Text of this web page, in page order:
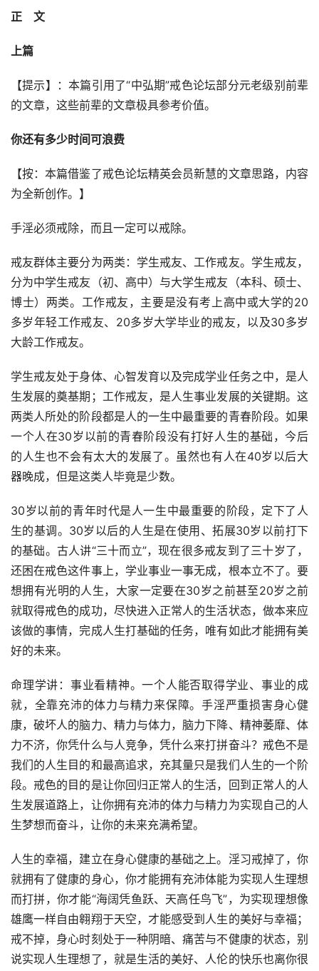
正    文
上篇
【提示】：本篇引用了“中弘期”戒色论坛部分元老级别前辈
的文章，这些前辈的文章极具参考价值。
你还有多少时间可浪费
【按：本篇借鉴了戒色论坛精英会员新慧的文章思路，内容
为全新创作。】
手淫必须戒除，而且一定可以戒除。
戒友群体主要分为两类：学生戒友、工作戒友。学生戒友，
分为中学生戒友（初、高中）与大学生戒友（本科、硕士、
博士）两类。工作戒友，主要是没有考上高中或大学的20
多岁年轻工作戒友、20多岁大学毕业的戒友，以及30多岁
大龄工作戒友。
学生戒友处于身体、心智发育以及完成学业任务之中，是人
生发展的奠基期；工作戒友，是人生事业发展的关键期。这
两类人所处的阶段都是人的一生中最重要的青春阶段。如果
一个人在30岁以前的青春阶段没有打好人生的基础，今后
的人生也不会有太大的发展了。虽然也有人在40岁以后大
器晚成，但是这类人毕竟是少数。
30岁以前的青年时代是人一生中最重要的阶段，定下了人
生的基调。30岁以后的人生是在使用、拓展30岁以前打下
的基础。古人讲“三十而立”，现在很多戒友到了三十岁了，
还困在戒色这件事上，学业事业一事无成，根本立不了。要
想拥有光明的人生，大家一定要在30岁之前甚至20岁之前
就取得戒色的成功，尽快进入正常人的生活状态，做本来应
该做的事情，完成人生打基础的任务，唯有如此才能拥有美
好的未来。
命理学讲：事业看精神。一个人能否取得学业、事业的成
就，全靠充沛的体力与精力来保障。手淫严重损害身心健
康，破坏人的脑力、精力与体力，脑力下降、精神萎靡、体
力不济，你凭什么与人竞争，凭什么来打拼奋斗？戒色不是
我们的人生目的和最高追求，充其量只是我们人生的一个阶
段。戒色的目的是让你回归正常人的生活，回到正常人的人
生发展道路上，让你拥有充沛的体力与精力为实现自己的人
生梦想而奋斗，让你的未来充满希望。
人生的幸福，建立在身心健康的基础之上。淫习戒掉了，你
就拥有了健康的身心，你才能拥有充沛体能为实现人生理想
而打拼，你才能“海阔凭鱼跃、天高任鸟飞”，为实现理想像
雄鹰一样自由翱翔于天空，才能感受到人生的美好与幸福；
戒不掉，身心时刻处于一种阴暗、痛苦与不健康的状态，别
说实现人生理想了，就是生活的美好、人伦的快乐也离你很